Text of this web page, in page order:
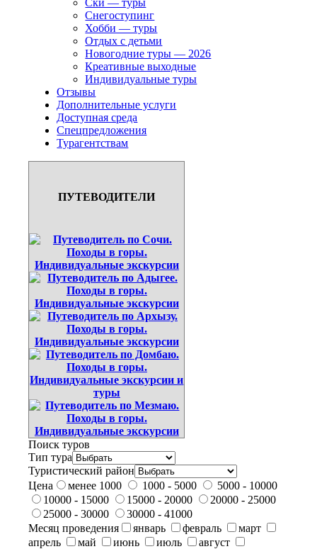
Ски — туры
Снегоступинг
Хобби — туры
Отдых с детьми
Новогодние туры — 2026
Креативные выходные
Индивидуальные туры
Отзывы
Дополнительные услуги
Доступная среда
Спецпредложения
Турагентствам
ПУТЕВОДИТЕЛИ
Поиск туров
Тип тура
Туристический район
Цена
менее 1000 1000 - 5000
5000 - 10000
10000 - 15000
15000 - 20000
20000 - 25000
25000 - 30000
30000 - 41000
Месяц проведения
январь февраль
март
апрель
май июнь июль
август